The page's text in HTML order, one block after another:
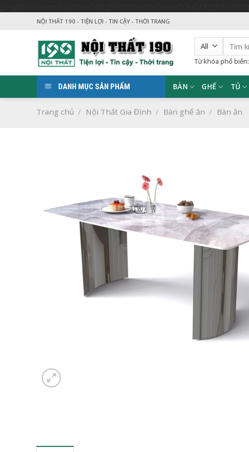
NỘI THẤT 190 - TIỆN LỢI - TIN CẬY - THỜI TRANG
Tìm
kiếm:
Từ khóa phổ biến:
DANH MỤC SẢN PHẨM BÀN GHẾ TỦ
Trang chủ / Nội Thất Gia Đình / Bàn ghế ăn / Bàn ăn